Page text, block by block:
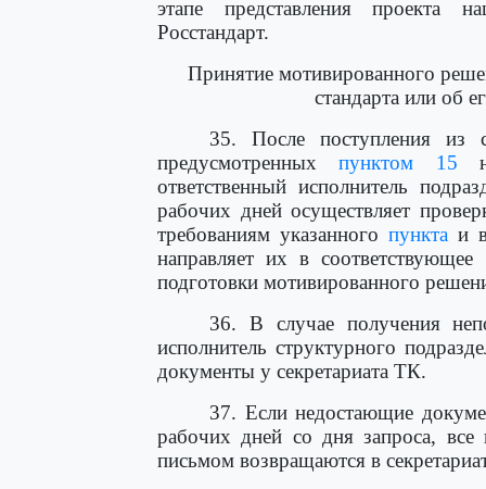
этапе представления проекта
Росстандарт.
Принятие мотивированного
стандарта или об
35. После поступления из
предусмотренныхпунктом 15
ответственный исполнитель
рабочих дней осуществляет
требованиям указанного пунктаи в
направляет их в соответствующее
подготовки мотивированного
36. В случае получения
исполнитель структурного
документы у секретариата ТК.
37. Если недостающие
рабочих дней со дня запроса,
письмом возвращаются в